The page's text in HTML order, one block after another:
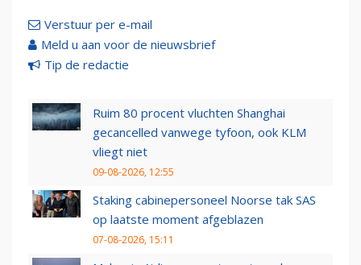
Verstuur per e-mail
Meld u aan voor de nieuwsbrief
Tip de redactie
Ruim 80 procent vluchten Shanghai
gecancelled vanwege tyfoon, ook KLM
vliegt niet
09-08-2026, 12:55
Staking cabinepersoneel Noorse tak SAS
op laatste moment afgeblazen
07-08-2026, 15:11